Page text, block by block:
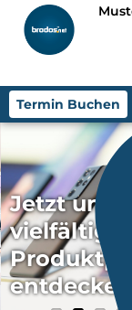
Termin Buchen
Jetzt unser
vielfältiges
entdecken!